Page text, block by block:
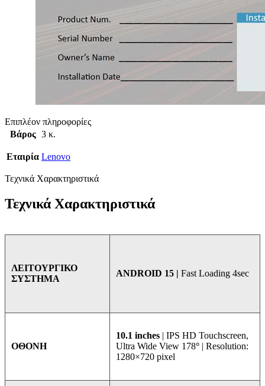
Επιπλέον πληροφορίες
Βάρος 3 κ.
Εταιρία Lenovo
Τεχνικά Χαρακτηριστικά
Τεχνικά Χαρακτηριστικά
ΛΕΙΤΟΥΡΓΙΚΟ
ΣΥΣΤΗΜΑ
ANDROID 15 | Fast Loading 4sec
ΟΘΟΝΗ
10.1 inches | IPS HD Touchscreen,
Ultra Wide View 178° | Resolution:
1280×720 pixel